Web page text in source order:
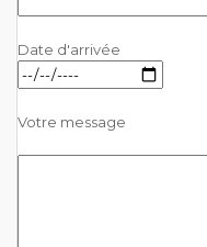
Date d'arrivée
Votre message